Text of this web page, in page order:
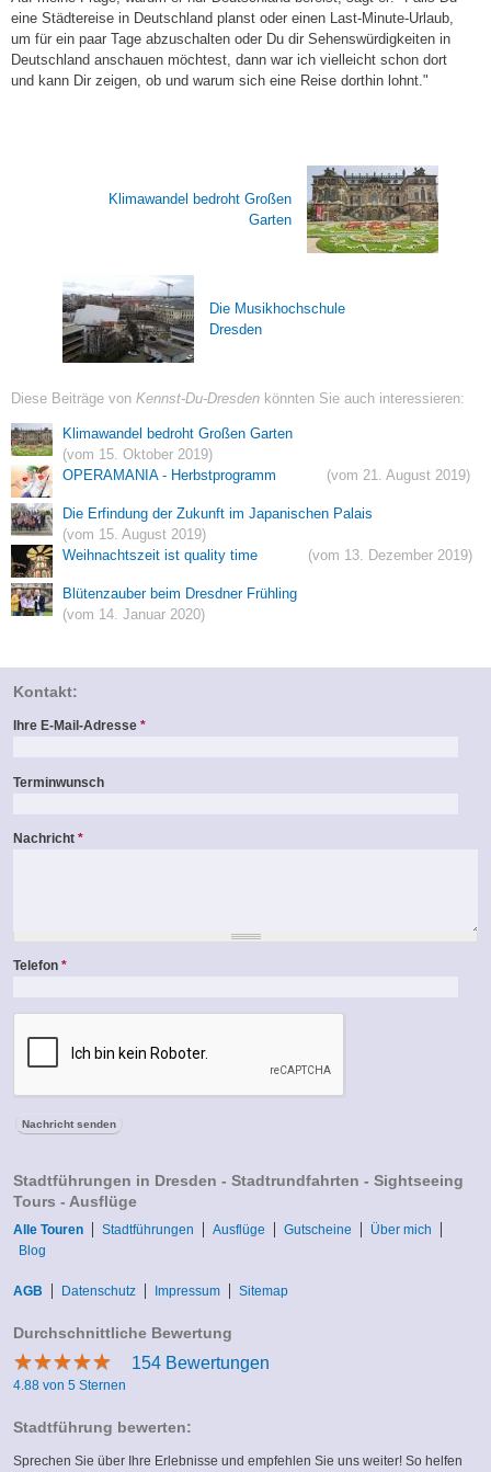
eine Städtereise in Deutschland planst oder einen Last-Minute-Urlaub,
um für ein paar Tage abzuschalten oder Du dir Sehenswürdigkeiten in
Deutschland anschauen möchtest, dann war ich vielleicht schon dort
und kann Dir zeigen, ob und warum sich eine Reise dorthin lohnt."
Klimawandel bedroht Großen
Garten
Die Musikhochschule
Dresden
Diese Beiträge von Kennst-Du-Dresden könnten Sie auch interessieren:
Klimawandel bedroht Großen Garten
(vom 15. Oktober 2019)
OPERAMANIA - Herbstprogramm
(vom 21. August 2019)
Die Erfindung der Zukunft im Japanischen Palais
(vom 15. August 2019)
Weihnachtszeit ist quality time
(vom 13. Dezember 2019)
Blütenzauber beim Dresdner Frühling
(vom 14. Januar 2020)
Kontakt:
Ihre E-Mail-Adresse*
Terminwunsch
Nachricht*
Telefon*
Stadtführungen in Dresden - Stadtrundfahrten - Sightseeing
Tours - Ausflüge
Alle Touren Stadtführungen Ausflüge Gutscheine
Über mich
Blog
AGB Datenschutz Impressum Sitemap
Durchschnittliche Bewertung
★★★★★
★★★★★ 154 Bewertungen
4.88 von 5 Sternen
Stadtführung bewerten:
Sprechen Sie über Ihre Erlebnisse und empfehlen Sie uns weiter! So helfen